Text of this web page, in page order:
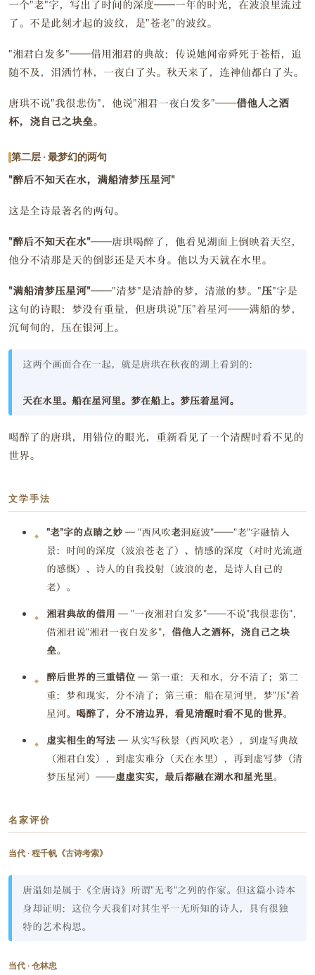
一个"老"字，写出了时间的深度——一年的时光，在波浪里流过
了。不是此刻才起的波纹，是"苍老"的波纹。
"湘君白发多"——借用湘君的典故：传说她闻帝舜死于苍梧，追
随不及，泪洒竹林，一夜白了头。秋天来了，连神仙都白了头。
唐珙不说"我很悲伤"，他说"湘君一夜白发多"——借他人之酒
杯，浇自己之块垒。
第二层 · 最梦幻的两句
"醉后不知天在水，满船清梦压星河"
这是全诗最著名的两句。
"醉后不知天在水"——唐珙喝醉了，他看见湖面上倒映着天空，
他分不清那是天的倒影还是天本身。他以为天就在水里。
"满船清梦压星河"——"清梦"是清静的梦，清澈的梦。"压"字是
这句的诗眼：梦没有重量，但唐珙说"压"着星河——满船的梦，
沉甸甸的，压在银河上。
这两个画面合在一起，就是唐珙在秋夜的湖上看到的：
天在水里。船在星河里。梦在船上。梦压着星河。
喝醉了的唐珙，用错位的眼光，重新看见了一个清醒时看不见的
世界。
文学手法
"老"字的点睛之妙 — "西风吹老洞庭波"——"老"字融情入
景：时间的深度（波浪苍老了）、情感的深度（对时光流逝
的感慨）、诗人的自我投射（波浪的老，是诗人自己的
老）。
湘君典故的借用 — "一夜湘君白发多"——不说"我很悲伤"，
借湘君说"湘君一夜白发多"， 借他人之酒杯，浇自己之块
垒。
醉后世界的三重错位 — 第一重：天和水，分不清了；第二
重：梦和现实，分不清了；第三重：船在星河里，梦"压"着
星河。 喝醉了，分不清边界，看见清醒时看不见的世界。
虚实相生的写法 — 从实写秋景（西风吹老），到虚写典故
（湘君白发），到虚实难分（天在水里），再到虚写梦（清
梦压星河）——虚虚实实，最后都融在湖水和星光里。
名家评价
当代 · 程千帆《古诗考索》
唐温如是属于《全唐诗》所谓"无考"之列的作家。但这篇小诗本
身却证明：这位今天我们对其生平一无所知的诗人，具有很独
特的艺术构思。
当代 · 仓林忠